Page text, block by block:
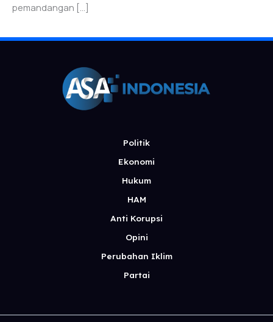
pemandangan […]
Politik
Ekonomi
Hukum
HAM
Anti Korupsi
Opini
Perubahan Iklim
Partai